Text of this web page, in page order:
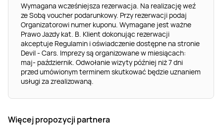
Wymagana wcześniejsza rezerwacja. Na realizację weź
ze Sobą voucher podarunkowy. Przy rezerwacji podaj
Organizatorowi numer kuponu. Wymagane jest ważne
Prawo Jazdy kat. B. Klient dokonując rezerwacji
akceptuje Regulamin i oświadczenie dostępne na stronie
Devil - Cars. Imprezy są organizowane w miesiącach:
maj- październik. Odwołanie wizyty później niż 7 dni
przed umówionym terminem skutkować będzie uznaniem
usługi za zrealizowaną.
Więcej propozycji partnera